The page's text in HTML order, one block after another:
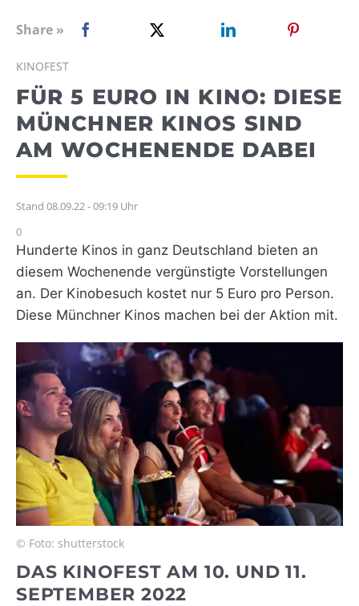
WEBRADIO
Share »
KINOFEST
FÜR 5 EURO IN KINO: DIESE
MÜNCHNER KINOS SIND
AM WOCHENENDE DABEI
Stand 08.09.22 - 09:19 Uhr
0
Hunderte Kinos in ganz Deutschland bieten an
diesem Wochenende vergünstigte Vorstellungen
an. Der Kinobesuch kostet nur 5 Euro pro Person.
Diese Münchner Kinos machen bei der Aktion mit.
© Foto: shutterstock
DAS KINOFEST AM 10. UND 11.
SEPTEMBER 2022